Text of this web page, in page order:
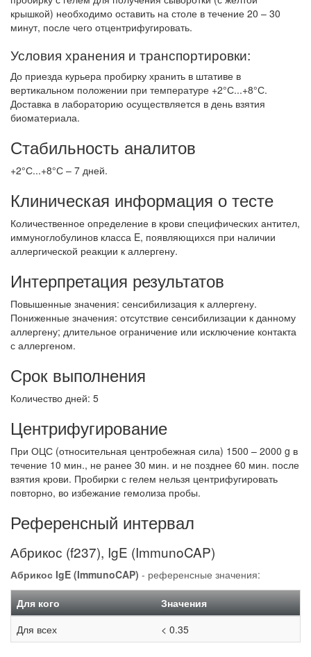
крышкой) необходимо оставить на столе в течение 20 – 30
минут, после чего отцентрифугировать.
Условия хранения и транспортировки:
До приезда курьера пробирку хранить в штативе в
вертикальном положении при температуре +2°С...+8°С.
Доставка в лабораторию осуществляется в день взятия
биоматериала.
Стабильность аналитов
+2°С...+8°С – 7 дней.
Клиническая информация о тесте
Количественное определение в крови специфических антител,
иммуноглобулинов класса E, появляющихся при наличии
аллергической реакции к аллергену.
Интерпретация результатов
Повышенные значения: сенсибилизация к аллергену.
Пониженные значения: отсутствие сенсибилизации к данному
аллергену; длительное ограничение или исключение контакта
с аллергеном.
Срок выполнения
Количество дней: 5
Центрифугирование
При ОЦС (относительная центробежная сила) 1500 – 2000 g в
течение 10 мин., не ранее 30 мин. и не позднее 60 мин. после
взятия крови. Пробирки с гелем нельзя центрифугировать
повторно, во избежание гемолиза пробы.
Референсный интервал
Абрикос (f237), IgE (ImmunoCAP)
Абрикос IgE (ImmunoCAP) - референсные значения:
Для кого
Значения
Для всех
< 0.35